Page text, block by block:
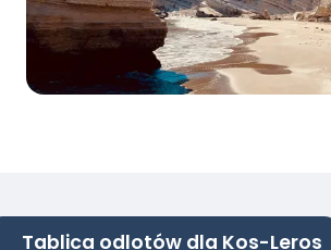
Tablica odlotów dla Kos-Leros